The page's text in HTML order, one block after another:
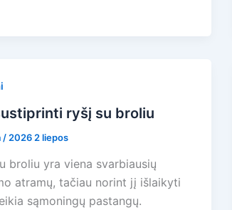
ryšį su broliu
/ 2026 2 liepos
broliu yra viena svarbiausių
atramų, tačiau norint jį išlaikyti
sąmoningų pastangų.